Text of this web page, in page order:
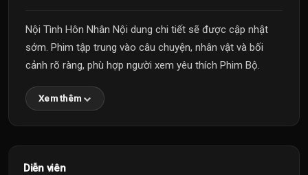
Nội Tình Hôn Nhân Nội dung chi tiết sẽ được cập nhật
sớm. Phim tập trung vào câu chuyện, nhân vật và bối
cảnh rõ ràng, phù hợp người xem yêu thích Phim Bộ.
Xem thêm
Diễn viên